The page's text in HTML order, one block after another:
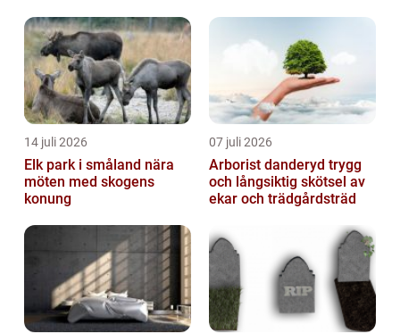
Östermalm
14 juli 2026
Elk park i småland nära
möten med skogens
konung
07 juli 2026
Arborist danderyd trygg
och långsiktig skötsel av
ekar och trädgårdsträd